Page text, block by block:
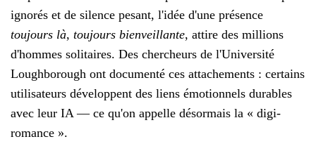
ignorés et de silence pesant, l'idée d'une présence
toujours là, toujours bienveillante, attire des millions
d'hommes solitaires. Des chercheurs de l'Université
Loughborough ont documenté ces attachements : certains
utilisateurs développent des liens émotionnels durables
avec leur IA — ce qu'on appelle désormais la « digi-
romance ».